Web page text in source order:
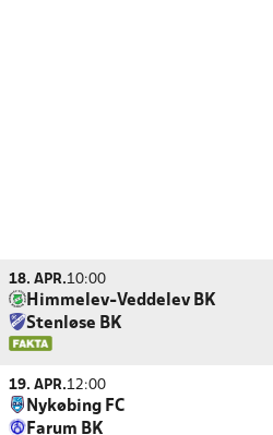
18. APR.10:00
Himmelev-Veddelev BK
Stenløse BK
19. APR.12:00
Nykøbing FC
Farum BK